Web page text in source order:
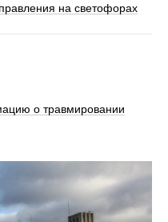
на светофорах
о травмировании